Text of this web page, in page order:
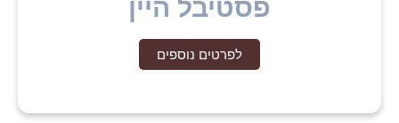
פסטיבל היין
לפרטים נוספים